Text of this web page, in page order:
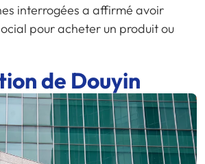
interrogées a affirmé avoir
pour acheter un produit ou
de Douyin